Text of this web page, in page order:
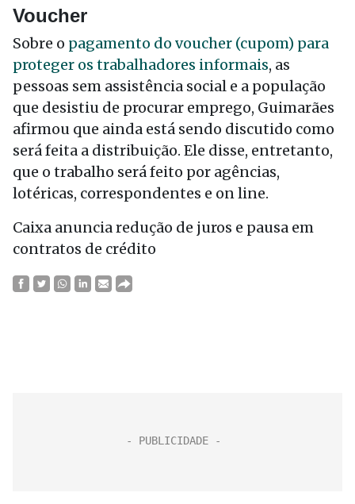
Voucher
Sobre o pagamento do voucher (cupom) para
proteger os trabalhadores informais, as
pessoas sem assistência social e a população
que desistiu de procurar emprego, Guimarães
afirmou que ainda está sendo discutido como
será feita a distribuição. Ele disse, entretanto,
que o trabalho será feito por agências,
lotéricas, correspondentes e on line.
Caixa anuncia redução de juros e pausa em
contratos de crédito